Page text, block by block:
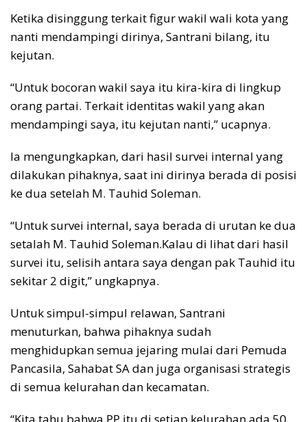
Ketika disinggung terkait figur wakil wali kota yang
nanti mendampingi dirinya, Santrani bilang, itu
kejutan.
“Untuk bocoran wakil saya itu kira-kira di lingkup
orang partai. Terkait identitas wakil yang akan
mendampingi saya, itu kejutan nanti,” ucapnya.
Ia mengungkapkan, dari hasil survei internal yang
dilakukan pihaknya, saat ini dirinya berada di posisi
ke dua setelah M. Tauhid Soleman.
“Untuk survei internal, saya berada di urutan ke dua
setalah M. Tauhid Soleman.Kalau di lihat dari hasil
survei itu, selisih antara saya dengan pak Tauhid itu
sekitar 2 digit,” ungkapnya.
Untuk simpul-simpul relawan, Santrani
menuturkan, bahwa pihaknya sudah
menghidupkan semua jejaring mulai dari Pemuda
Pancasila, Sahabat SA dan juga organisasi strategis
di semua kelurahan dan kecamatan.
“Kita tahu bahwa PP itu di setiap kelurahan ada 50